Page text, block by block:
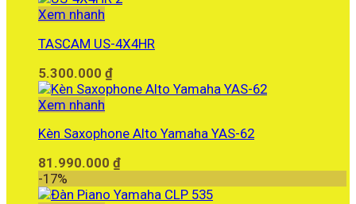
Xem nhanh
TASCAM US-4X4HR
5.300.000 ₫
Xem nhanh
Kèn Saxophone Alto Yamaha YAS-62
81.990.000 ₫
-17%